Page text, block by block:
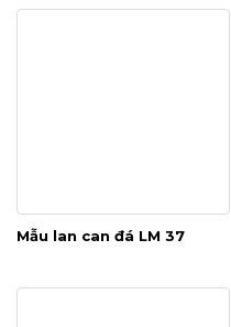
Mẫu lan can đá LM 37